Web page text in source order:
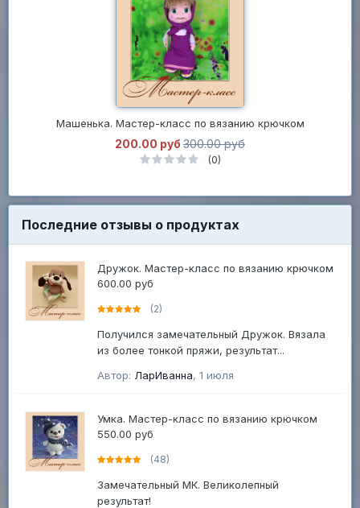
Машенька. Мастер-класс по вязанию крючком
200.00 руб 300.00 руб
(0)
Последние отзывы о продуктах
Дружок. Мастер-класс по вязанию крючком
600.00 руб
(2)
Получился замечательный Дружок. Вязала
из более тонкой пряжи, результат...
Автор: ЛарИванна, 1 июля
Умка. Мастер-класс по вязанию крючком
550.00 руб
(48)
Замечательный МК. Великолепный
результат!